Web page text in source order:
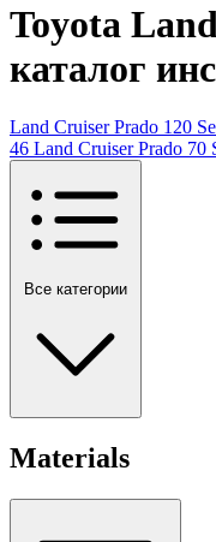
Toyota
каталог
Land Cruiser Prado 120
46 Land Cruiser Prado 70
Все категории
Materials